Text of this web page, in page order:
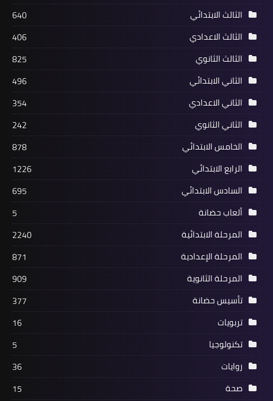
الثالث الابتدائي
640
الثالث الاعدادي
406
الثالث الثانوي
825
الثاني الابتدائي
496
الثاني الاعدادي
354
الثاني الثانوي
242
الخامس الابتدائي
878
الرابع الابتدائي
1226
السادس الابتدائي
695
ألعاب حضانة
5
المرحلة الابتدائية
2240
المرحلة الإعدادية
871
المرحلة الثانوية
909
تأسيس حضانة
377
تربويات
16
تكنولوجيا
5
روايات
36
صحة
15